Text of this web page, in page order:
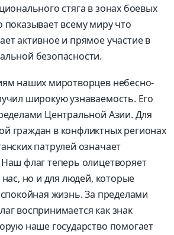
стяга в зонах боевых
показывает всему миру что
активное и прямое участие в
безопасности.
наших миротворцев небесно-
широкую узнаваемость. Его
Центральной Азии. Для
граждан в конфликтных регионах
патрулей означает
флаг теперь олицетворяет
но и для людей, которые
жизнь. За пределами
воспринимается как знак
наше государство помогает